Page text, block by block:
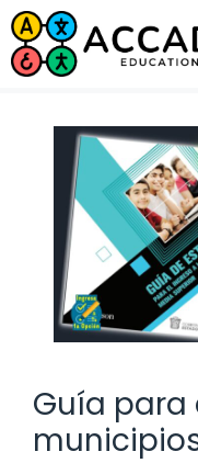
Saltar
al
contenido
Guía para